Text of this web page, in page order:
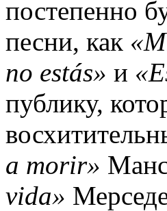
постепенно
песни, как
no estás» и
публику,
a morir»
vida»